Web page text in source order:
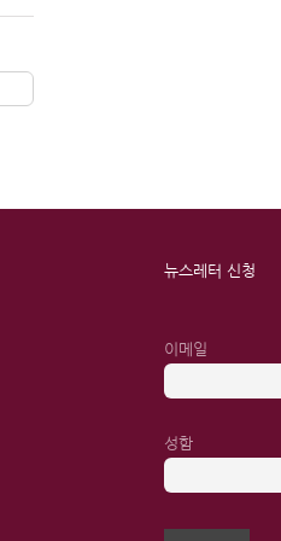
뉴스레터 신청
이메일
성함